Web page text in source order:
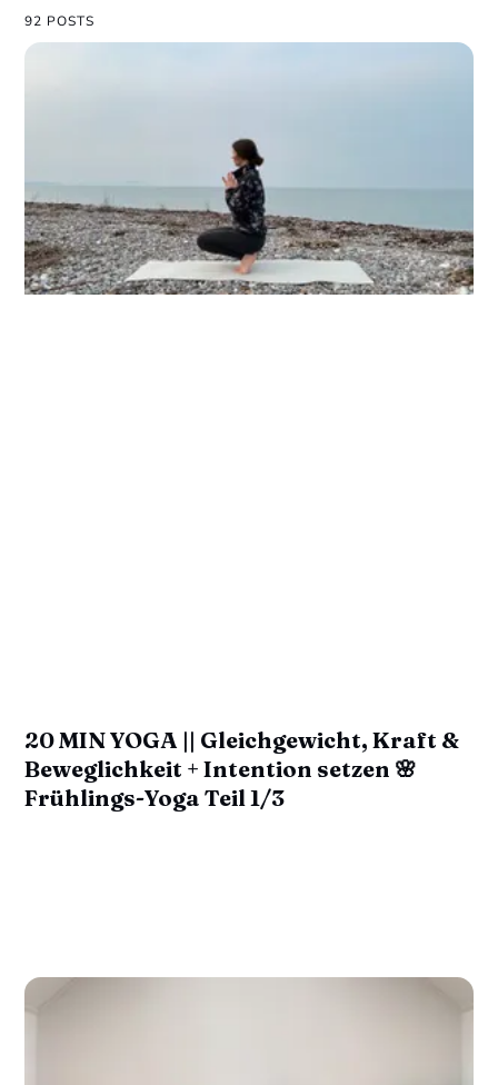
92 POSTS
20 MIN YOGA || Gleichgewicht, Kraft &
Beweglichkeit + Intention setzen 🌸
Frühlings-Yoga Teil 1/3